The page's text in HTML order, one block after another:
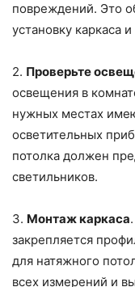
повреждений. Это
установку каркаса
2. Проверьте
освещения в
нужных местах
осветительных
потолка должен
светильников.
3. Монтаж каркаса
закрепляется
для натяжного
всех измерений и